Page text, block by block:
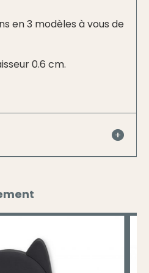
en 3 modèles à vous de
0.6 cm.